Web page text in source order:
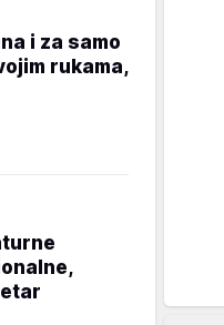
i za samo
rukama,